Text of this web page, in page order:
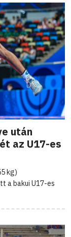
után
az U17-es
kg)
a bakui U17-es